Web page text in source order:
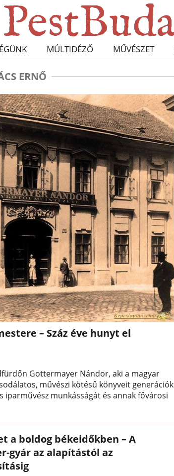
MÚLTIDÉZŐ MŰVÉSZET
ERNŐ
– Száz éve hunyt el
Gottermayer Nándor, aki a magyar
művészi kötésű könyveit generációk
iparművész munkásságát és annak fővárosi
a boldog békeidőkben – A
gyár az alapítástól az